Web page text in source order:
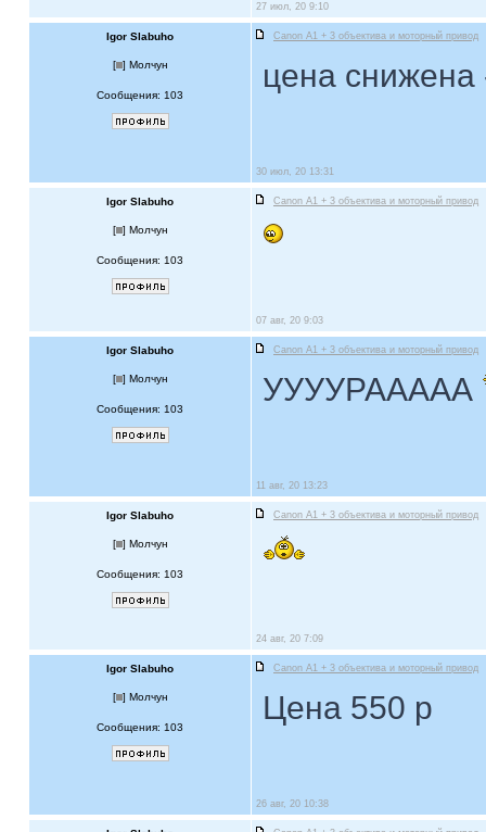
27 июл, 20 9:10
Igor Slabuho Canon A1 + 3 объектива и моторный привод
[ ] Молчун
Сообщения: 103
цена снижена
30 июл, 20 13:31
Igor Slabuho Canon A1 + 3 объектива и моторный привод
[ ] Молчун
Сообщения: 103
07 авг, 20 9:03
Igor Slabuho Canon A1 + 3 объектива и моторный привод
[ ] Молчун
Сообщения: 103
УУУУРААААА
11 авг, 20 13:23
Igor Slabuho Canon A1 + 3 объектива и моторный привод
[ ] Молчун
Сообщения: 103
24 авг, 20 7:09
Igor Slabuho Canon A1 + 3 объектива и моторный привод
[ ] Молчун
Сообщения: 103
Цена 550 р
26 авг, 20 10:38